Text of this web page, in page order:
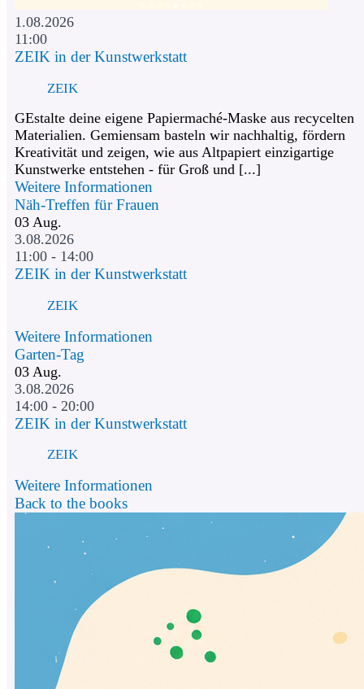
1.08.2026
11:00
ZEIK in der Kunstwerkstatt
ZEIK
GEstalte deine eigene Papiermaché-Maske aus recycelten
Materialien. Gemiensam basteln wir nachhaltig, fördern
Kreativität und zeigen, wie aus Altpapiert einzigartige
Kunstwerke entstehen - für Groß und [...]
Weitere Informationen
Näh-Treffen für Frauen
03 Aug.
3.08.2026
11:00 - 14:00
ZEIK in der Kunstwerkstatt
ZEIK
Weitere Informationen
Garten-Tag
03 Aug.
3.08.2026
14:00 - 20:00
ZEIK in der Kunstwerkstatt
ZEIK
Weitere Informationen
Back to the books